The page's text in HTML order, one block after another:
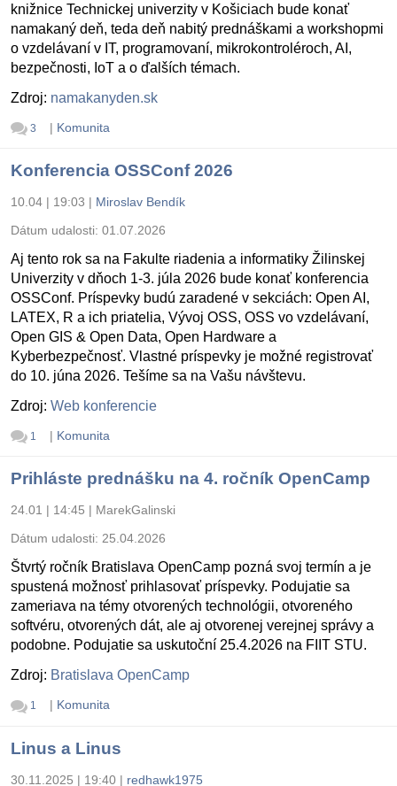
knižnice Technickej univerzity v Košiciach bude konať
namakaný deň, teda deň nabitý prednáškami a workshopmi
o vzdelávaní v IT, programovaní, mikrokontroléroch, AI,
bezpečnosti, IoT a o ďalších témach.
Zdroj: namakanyden.sk
3 | Komunita
Konferencia OSSConf 2026
10.04 | 19:03 | Miroslav Bendík
Dátum udalosti: 01.07.2026
Aj tento rok sa na Fakulte riadenia a informatiky Žilinskej
Univerzity v dňoch 1-3. júla 2026 bude konať konferencia
OSSConf. Príspevky budú zaradené v sekciách: Open AI,
LATEX, R a ich priatelia, Vývoj OSS, OSS vo vzdelávaní,
Open GIS & Open Data, Open Hardware a
Kyberbezpečnosť. Vlastné príspevky je možné registrovať
do 10. júna 2026. Tešíme sa na Vašu návštevu.
Zdroj: Web konferencie
1 | Komunita
Prihláste prednášku na 4. ročník OpenCamp
24.01 | 14:45 | MarekGalinski
Dátum udalosti: 25.04.2026
Štvrtý ročník Bratislava OpenCamp pozná svoj termín a je
spustená možnosť prihlasovať príspevky. Podujatie sa
zameriava na témy otvorených technológii, otvoreného
softvéru, otvorených dát, ale aj otvorenej verejnej správy a
podobne. Podujatie sa uskutoční 25.4.2026 na FIIT STU.
Zdroj: Bratislava OpenCamp
1 | Komunita
Linus a Linus
30.11.2025 | 19:40 | redhawk1975